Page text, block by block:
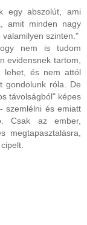
egy abszolút, ami
amit minden nagy
szinten."
nem is tudom
evidensnek tartom,
lehet, és nem attól
gondolunk róla. De
távolságból" képes
szemlélni és emiatt
Csak az ember,
megtapasztalásra,